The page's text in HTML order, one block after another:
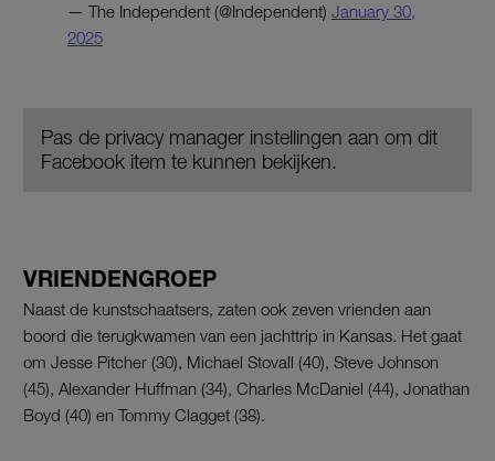
— The Independent (@Independent) January 30,
2025
Pas de privacy manager instellingen aan om dit
Facebook item te kunnen bekijken.
VRIENDENGROEP
Naast de kunstschaatsers, zaten ook zeven vrienden aan
boord die terugkwamen van een jachttrip in Kansas. Het gaat
om Jesse Pitcher (30), Michael Stovall (40), Steve Johnson
(45), Alexander Huffman (34), Charles McDaniel (44), Jonathan
Boyd (40) en Tommy Clagget (38).